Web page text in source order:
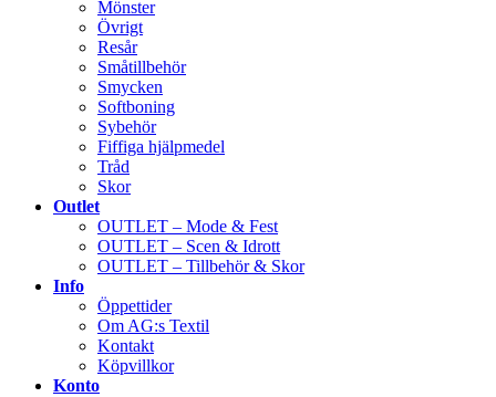
Mönster
Övrigt
Resår
Småtillbehör
Smycken
Softboning
Sybehör
Fiffiga hjälpmedel
Tråd
Skor
Outlet
OUTLET – Mode & Fest
OUTLET – Scen & Idrott
OUTLET – Tillbehör & Skor
Info
Öppettider
Om AG:s Textil
Kontakt
Köpvillkor
Konto